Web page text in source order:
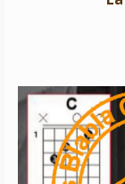
Where do